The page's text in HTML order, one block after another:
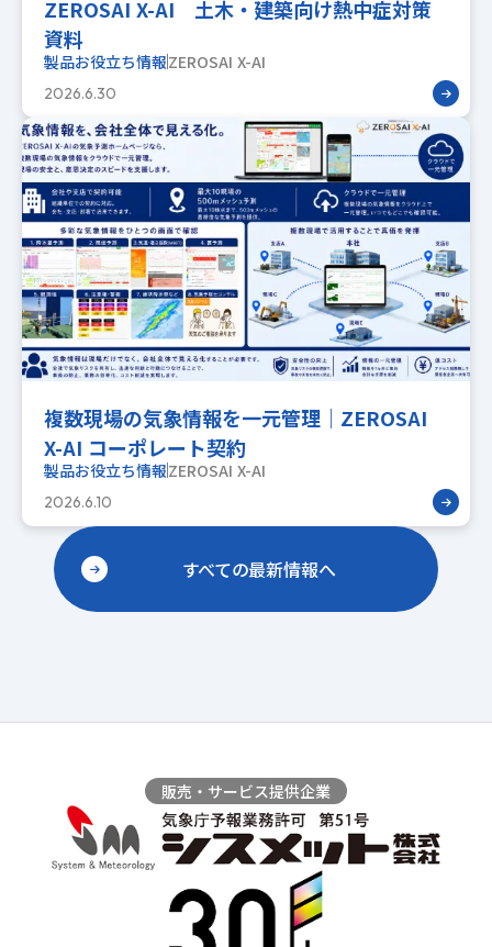
ZEROSAI X-AI 土木・建築向け熱中症対策
資料
製品お役立ち情報ZEROSAI X-AI
2026.6.30
複数現場の気象情報を一元管理｜ZEROSAI
X-AI コーポレート契約
製品お役立ち情報ZEROSAI X-AI
2026.6.10
すべての最新情報へ
販売・サービス提供企業